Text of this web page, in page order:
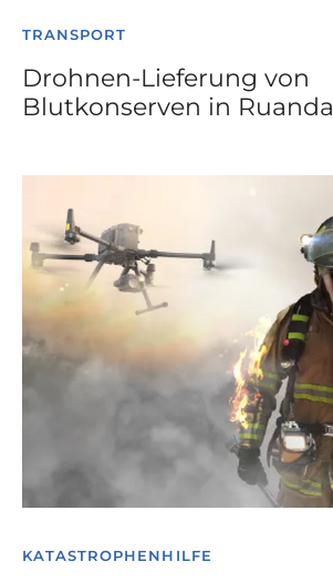
TRANSPORT
Drohnen-Lieferung von
Blutkonserven in Ruanda
KATASTROPHENHILFE